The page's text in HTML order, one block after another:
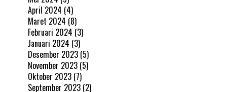
April 2024 (4)
Maret 2024 (8)
Februari 2024 (3)
Januari 2024 (3)
Desember 2023 (5)
November 2023 (5)
Oktober 2023 (7)
September 2023 (2)